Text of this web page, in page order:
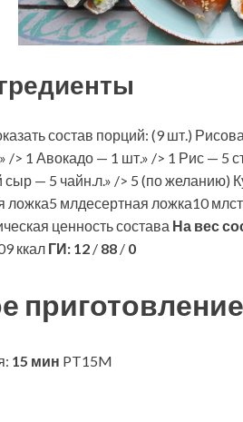
состав порций: (9 шт.)
> 1 Авокадо — 1 шт.» /> 1 Рис — 5
— 5 чайн.л.» /> 5 (по желанию)
млдесертная ложка10
ценность состава На вес
ккал ГИ: 12 / 88 / 0
приготовление
15 мин PT15M